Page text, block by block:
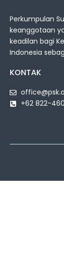
Perkumpulan
keanggotaan
keadilan bagi
Indonesia
KONTAK
+62 822-